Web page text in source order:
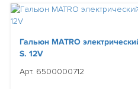
Гальюн MATRO
S. 12V
Арт. 6500000712